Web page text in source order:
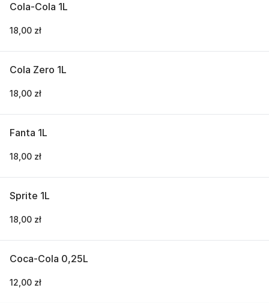
Cola-Cola 1L
18,00 zł
Cola Zero 1L
18,00 zł
Fanta 1L
18,00 zł
Sprite 1L
18,00 zł
Coca-Cola 0,25L
12,00 zł